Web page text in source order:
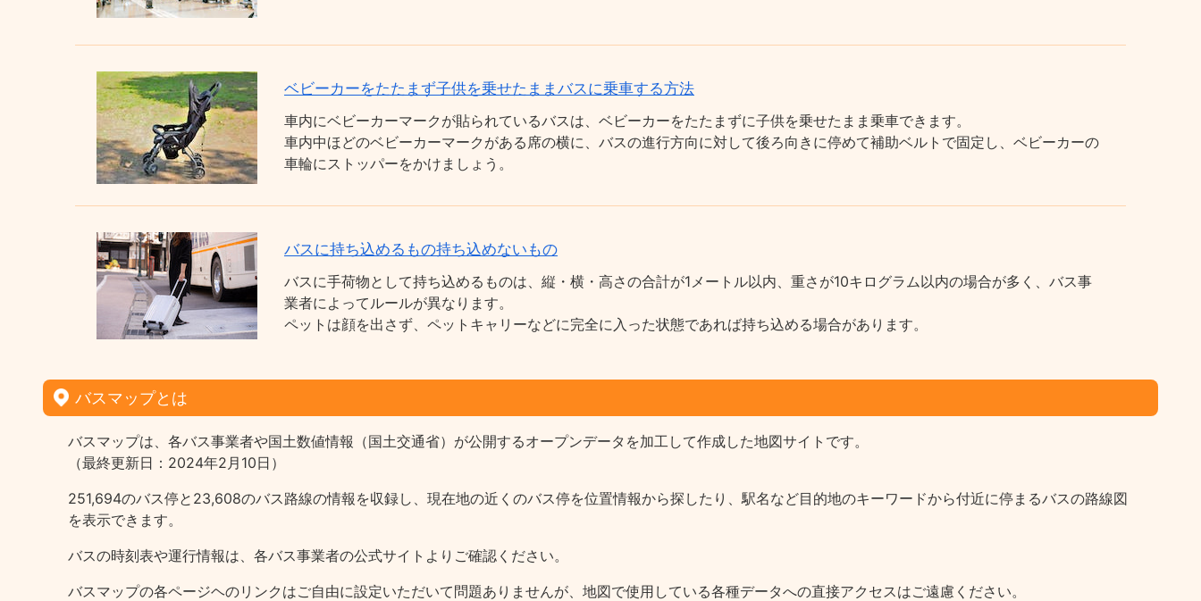
ベビーカーをたたまず子供を乗せたままバスに乗車する方法
車内にベビーカーマークが貼られているバスは、ベビーカーをたたまずに子供を乗せたまま乗車できます。
車内中ほどのベビーカーマークがある席の横に、バスの進行方向に対して後ろ向きに停めて補助ベルトで固定し、ベビーカーの
車輪にストッパーをかけましょう。
バスに持ち込めるもの持ち込めないもの
バスに手荷物として持ち込めるものは、縦・横・高さの合計が1メートル以内、重さが10キログラム以内の場合が多く、バス事
業者によってルールが異なります。
ペットは顔を出さず、ペットキャリーなどに完全に入った状態であれば持ち込める場合があります。
バスマップとは
バスマップは、各バス事業者や国土数値情報（国土交通省）が公開するオープンデータを加工して作成した地図サイトです。
（最終更新日：2024年2月10日）
251,694のバス停と23,608のバス路線の情報を収録し、現在地の近くのバス停を位置情報から探したり、駅名など目的地のキーワードから付近に停まるバスの路線図
を表示できます。
バスの時刻表や運行情報は、各バス事業者の公式サイトよりご確認ください。
バスマップの各ページヘのリンクはご自由に設定いただいて問題ありませんが、地図で使用している各種データへの直接アクセスはご遠慮ください。